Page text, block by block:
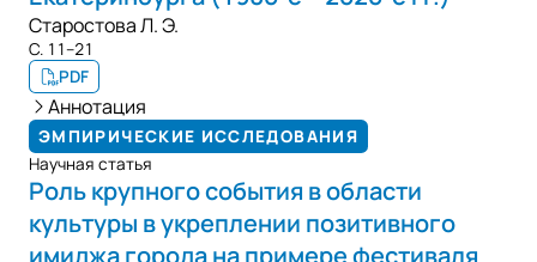
Старостова Л. Э.
С. 11–21
PDF
Аннотация
ЭМПИРИЧЕСКИЕ ИССЛЕДОВАНИЯ
Научная статья
Роль крупного события в области
культуры в укреплении позитивного